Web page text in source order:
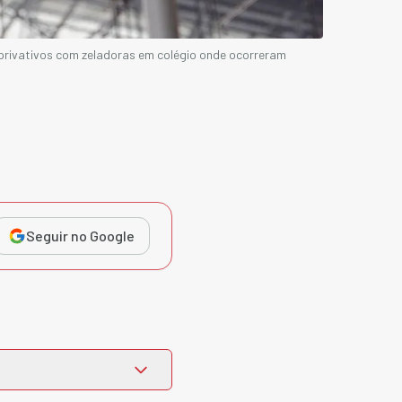
com zeladoras em colégio onde ocorreram
Seguir no Google